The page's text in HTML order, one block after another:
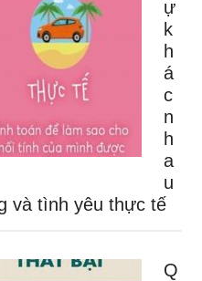
ự
k
h
á
c
n
h
a
u
và tình yêu thực tế
Q